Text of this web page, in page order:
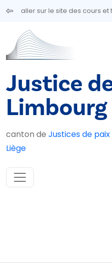
Aller au contenu principal
aller sur le site des cours et
Justice
Limbourg
canton de Justices de
Liège